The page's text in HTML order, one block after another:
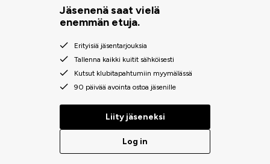
Jäsenenä saat vielä
enemmän etuja.
Erityisiä jäsentarjouksia
Tallenna kaikki kuitit sähköisesti
Kutsut klubitapahtumiin myymälässä
90 päivää avointa ostoa jäsenille
Liity jäseneksi
Log in